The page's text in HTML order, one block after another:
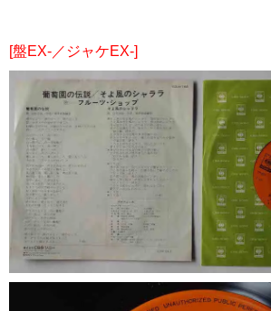
[盤EX-／ジャケEX-]